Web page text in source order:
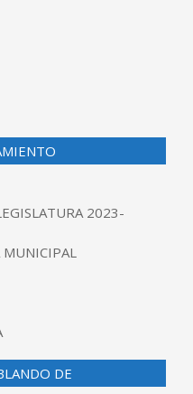
2023-
MUNICIPAL
DE